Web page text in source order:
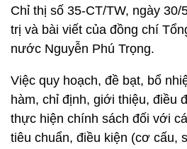
Chỉ thị số 35-CT/TW, ngày 30/
trị và bài viết của đồng chí
nước Nguyễn Phú Trọng.
Việc quy hoạch, đề bạt, bổ
hàm, chỉ định, giới thiệu, điều
thực hiện chính sách đối với
tiêu chuẩn, điều kiện (cơ cấu,